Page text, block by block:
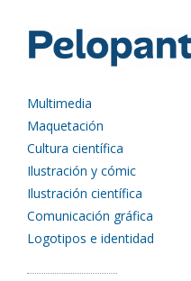
Multimedia
Maquetación
Cultura científica
Ilustración y cómic
Ilustración científica
Comunicación gráfica
Logotipos e identidad